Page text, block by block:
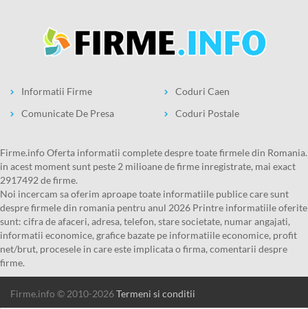
Informatii Firme
Comunicate De Presa
Coduri Caen
Coduri Postale
firme.info Oferta informatii complete despre toate firmele din Romania.
in acest moment sunt peste 2 milioane de firme inregistrate, mai exact
2917492 de firme.
Noi incercam sa oferim aproape toate informatiile publice care sunt
despre firmele din romania pentru anul 2026 Printre informatiile oferite
sunt: cifra de afaceri, adresa, telefon, stare societate, numar angajati,
informatii economice, grafice bazate pe informatiile economice, profit
net/brut, procesele in care este implicata o firma, comentarii despre
firme.
firme.info © 2010-2026Termeni si conditii